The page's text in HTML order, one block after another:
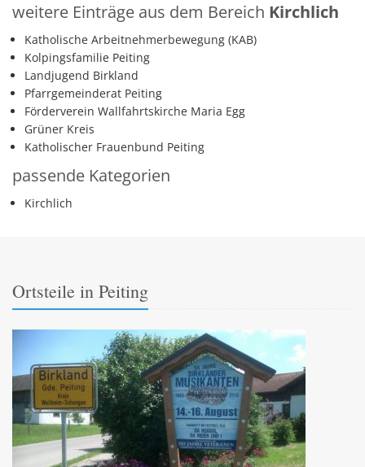
weitere Einträge aus dem Bereich Kirchlich
Katholische Arbeitnehmerbewegung (KAB)
Kolpingsfamilie Peiting
Landjugend Birkland
Pfarrgemeinderat Peiting
Förderverein Wallfahrtskirche Maria Egg
Grüner Kreis
Katholischer Frauenbund Peiting
passende Kategorien
Kirchlich
Ortsteile in Peiting